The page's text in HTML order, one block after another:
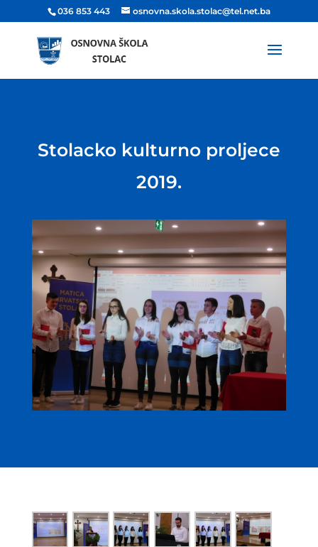
036 853 443 osnovna.skola.stolac@tel.net.ba
Stolacko kulturno proljece
2019.